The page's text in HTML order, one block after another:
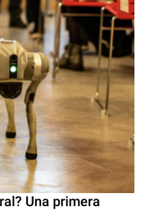
Una primera